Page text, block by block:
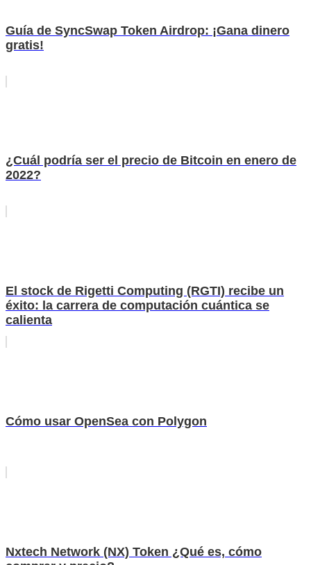
Guía de SyncSwap Token Airdrop: ¡Gana dinero
gratis!
¿Cuál podría ser el precio de Bitcoin en enero de
2022?
El stock de Rigetti Computing (RGTI) recibe un
éxito: la carrera de computación cuántica se
calienta
Cómo usar OpenSea con Polygon
Nxtech Network (NX) Token ¿Qué es, cómo